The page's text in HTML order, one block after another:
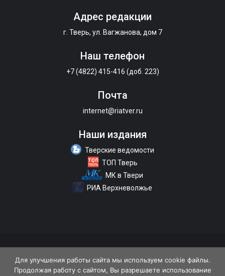
Адрес редакции
г. Тверь, ул. Вагжанова, дом 7
Наш телефон
+7 (4822) 415-416 (доб. 223)
Почта
internet@riatver.ru
Наши издания
Тверские ведомости
ТОП Тверь
МК в Твери
РИА Верхневолжье
Политика конфиденциальности
Для улучшения работы сайта мы используем cookie файлы.
Продолжая работу с сайтом, Вы разрешаете использование